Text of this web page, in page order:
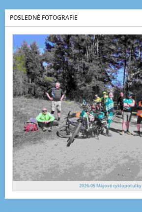
POSLEDNÉ FOTOGRAFIE
2026-05 Májové cyklopotulky